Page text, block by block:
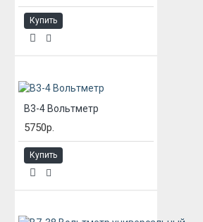
Купить
В3-4 Вольтметр
5750р.
Купить